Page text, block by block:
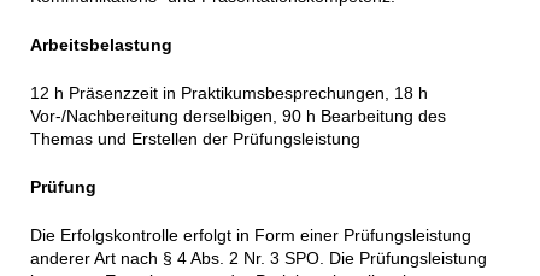
Arbeitsbelastung
12 h Präsenzzeit in Praktikumsbesprechungen, 18 h
Vor-/Nachbereitung derselbigen, 90 h Bearbeitung des
Themas und Erstellen der Prüfungsleistung
Prüfung
Die Erfolgskontrolle erfolgt in Form einer Prüfungsleistung
anderer Art nach § 4 Abs. 2 Nr. 3 SPO. Die Prüfungsleistung